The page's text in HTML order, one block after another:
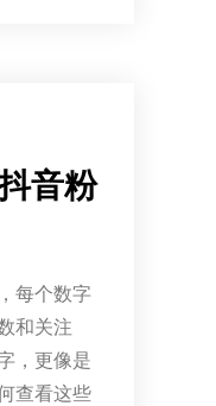
音粉
每个数字
和关注
，更像是
查看这些